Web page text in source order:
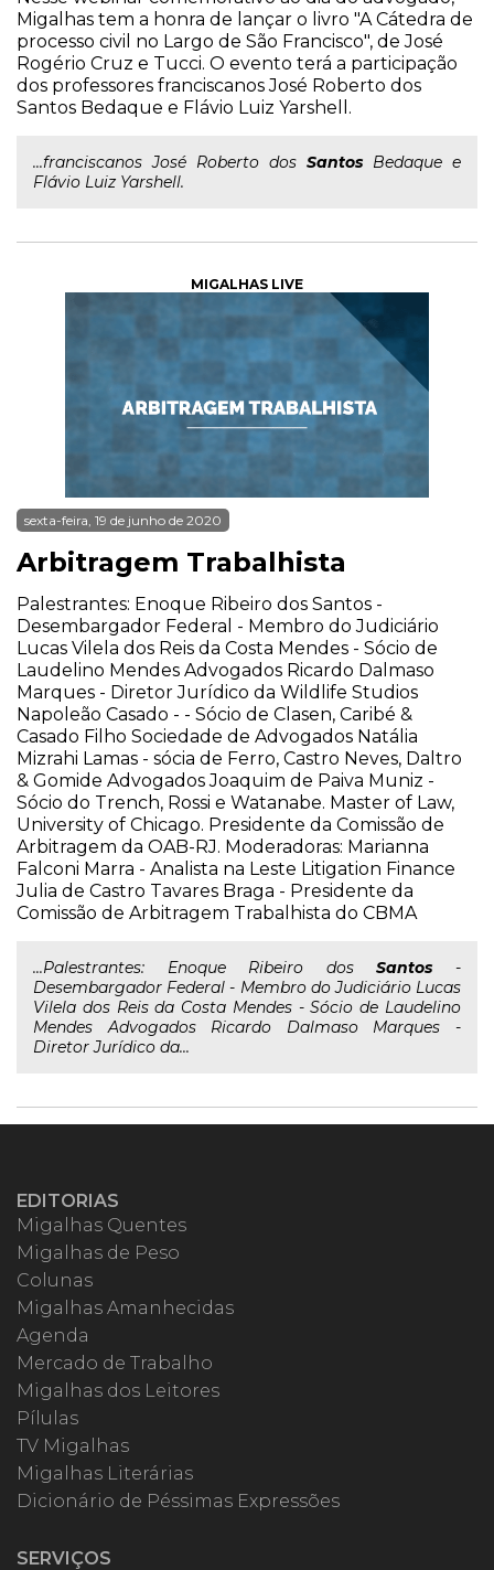
Migalhas tem a honra de lançar o livro "A Cátedra de
processo civil no Largo de São Francisco", de José
Rogério Cruz e Tucci. O evento terá a participação
dos professores franciscanos José Roberto dos
Santos Bedaque e Flávio Luiz Yarshell.
...franciscanos José Roberto dos Santos Bedaque e
Flávio Luiz Yarshell.
MIGALHAS LIVE
sexta-feira, 19 de junho de 2020
Arbitragem Trabalhista
Palestrantes: Enoque Ribeiro dos Santos -
Desembargador Federal - Membro do Judiciário
Lucas Vilela dos Reis da Costa Mendes - Sócio de
Laudelino Mendes Advogados Ricardo Dalmaso
Marques - Diretor Jurídico da Wildlife Studios
Napoleão Casado - - Sócio de Clasen, Caribé &
Casado Filho Sociedade de Advogados Natália
Mizrahi Lamas - sócia de Ferro, Castro Neves, Daltro
& Gomide Advogados Joaquim de Paiva Muniz -
Sócio do Trench, Rossi e Watanabe. Master of Law,
University of Chicago. Presidente da Comissão de
Arbitragem da OAB-RJ. Moderadoras: Marianna
Falconi Marra - Analista na Leste Litigation Finance
Julia de Castro Tavares Braga - Presidente da
Comissão de Arbitragem Trabalhista do CBMA
...Palestrantes: Enoque Ribeiro dosSantos -
Desembargador Federal - Membro do Judiciário Lucas
Vilela dos Reis da Costa Mendes - Sócio de Laudelino
Mendes Advogados Ricardo Dalmaso Marques -
Diretor Jurídico da...
EDITORIAS
Migalhas Quentes
Migalhas de Peso
Colunas
Migalhas Amanhecidas
Agenda
Mercado de Trabalho
Migalhas dos Leitores
Pílulas
TV Migalhas
Migalhas Literárias
Dicionário de Péssimas Expressões
SERVIÇOS